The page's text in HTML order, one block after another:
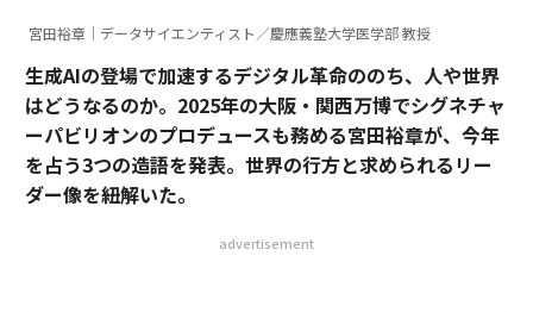
宮田裕章｜データサイエンティスト／慶應義塾大学医学部 教授
生成AIの登場で加速するデジタル革命ののち、人や世界
はどうなるのか。2025年の大阪・関西万博でシグネチャ
ーパビリオンのプロデュースも務める宮田裕章が、今年
を占う3つの造語を発表。世界の行方と求められるリー
ダー像を紐解いた。
advertisement